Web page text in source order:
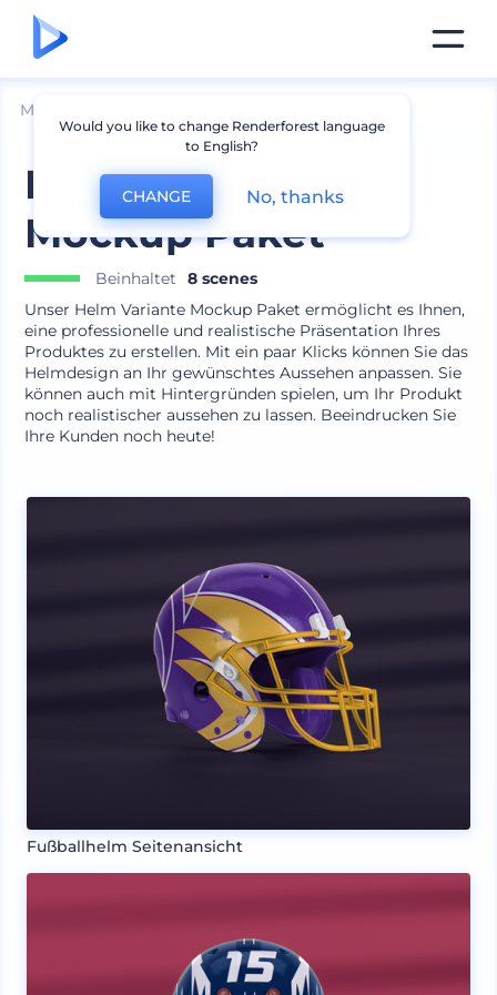
Mockups
Helm Variante
Mockup Paket
Beinhaltet
8 scenes
Unser Helm Variante Mockup Paket ermöglicht es Ihnen,
eine professionelle und realistische Präsentation Ihres
Produktes zu erstellen. Mit ein paar Klicks können Sie das
Helmdesign an Ihr gewünschtes Aussehen anpassen. Sie
können auch mit Hintergründen spielen, um Ihr Produkt
noch realistischer aussehen zu lassen. Beeindrucken Sie
Ihre Kunden noch heute!
Fußballhelm Seitenansicht
Would you like to change Renderforest language
to English?
CHANGE No, thanks